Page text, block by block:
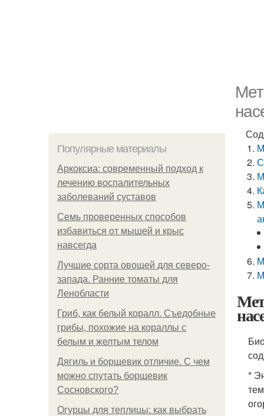
Популярные материалы
Аркоксиа: современный подход к
лечению воспалительных
заболеваний суставов
Семь проверенных способов
избавиться от мышей и крыс
навсегда
Лучшие сорта овощей для северо-
запада. Ранние томаты для
Ленобласти
Гриб, как белый коралл. Съедобные
грибы, похожие на кораллы с
белым и желтым телом
Дягиль и борщевик отличие. С чем
можно спутать борщевик
Сосновского?
Огурцы для теплицы: как выбрать
*